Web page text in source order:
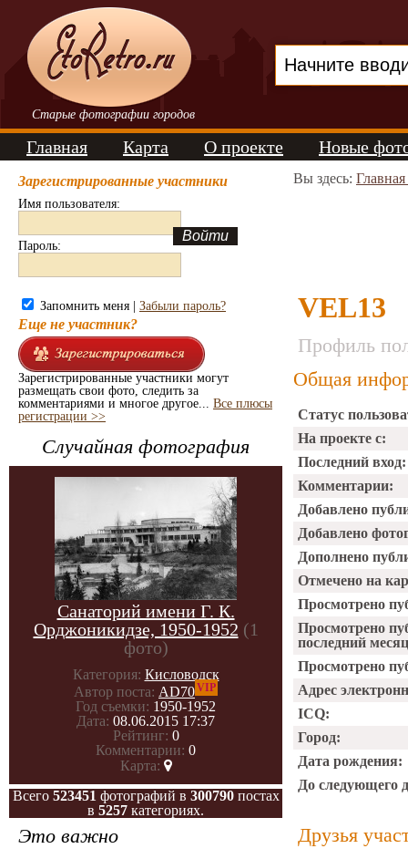
Старые фотографии городов
Главная Карта О проекте Новые
Зарегистрированные участники
Имя пользователя:
Пароль:
Запомнить меня | Забыли пароль?
Еще не участник?
Зарегистрированные участники могут
размещать свои фото, следить за
комментариями и многое другое... Все плюсы
регистрации >>
Случайная фотография
Санаторий имени Г. К.
Орджоникидзе, 1950-1952 (1
фото)
Категория: Кисловодск
Автор поста: AD70VIP
Год съемки: 1950-1952
Дата: 08.06.2015 17:37
Рейтинг: 0
Комментарии: 0
Карта:
Всего 523451 фотографий в 300790постах
в 5257 категориях.
Это важно
Вы здесь:
VEL13
Профиль
Общая
Статус
На проекте с:
Последний вход:
Комментарии:
Добавлено
Добавлено
Дополнено
Отмечено на
Просмотрено
Просмотрено
последний
Просмотрено
Адрес
ICQ:
Город:
Дата рождения:
До следующего
Друзья